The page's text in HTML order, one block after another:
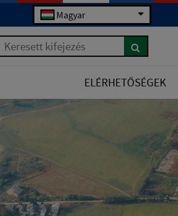
Magyar
Keresett kifejezés
ELÉRHETŐSÉGEK